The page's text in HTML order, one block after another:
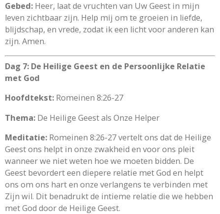
Gebed: Heer, laat de vruchten van Uw Geest in mijn
leven zichtbaar zijn. Help mij om te groeien in liefde,
blijdschap, en vrede, zodat ik een licht voor anderen kan
zijn. Amen.
Dag 7: De Heilige Geest en de Persoonlijke Relatie
met God
Hoofdtekst: Romeinen 8:26-27
Thema: De Heilige Geest als Onze Helper
Meditatie: Romeinen 8:26-27 vertelt ons dat de Heilige
Geest ons helpt in onze zwakheid en voor ons pleit
wanneer we niet weten hoe we moeten bidden. De
Geest bevordert een diepere relatie met God en helpt
ons om ons hart en onze verlangens te verbinden met
Zijn wil. Dit benadrukt de intieme relatie die we hebben
met God door de Heilige Geest.